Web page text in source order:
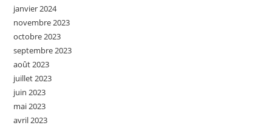
janvier 2024
novembre 2023
octobre 2023
septembre 2023
août 2023
juillet 2023
juin 2023
mai 2023
avril 2023